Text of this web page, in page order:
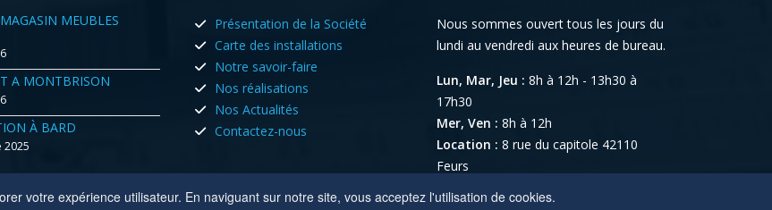
votre expérience utilisateur. En naviguant sur notre site, vous acceptez l'utilisation de cookies.
MEUBLES
A MONTBRISON
À BARD
2025
Présentation de la Société
Carte des installations
Notre savoir-faire
Nos réalisations
Nos Actualités
Contactez-nous
Nous sommes ouvert tous les jours du
lundi au vendredi aux heures de bureau.
Lun, Mar, Jeu : 8h à 12h - 13h30 à
17h30
Mer, Ven : 8h à 12h
Location : 8 rue du capitole 42110
Feurs